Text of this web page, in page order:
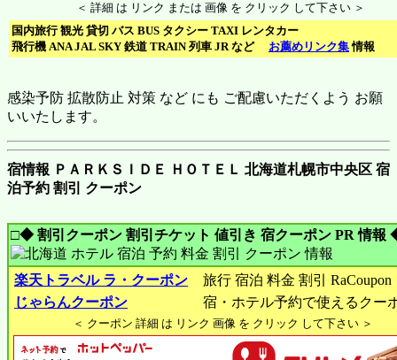
＜ 詳細 は リンク または 画像 を クリック して下さい ＞
国内旅行 観光 貸切 バス BUS タクシー TAXI レンタカー
飛行機 ANA JAL SKY 鉄道 TRAIN 列車 JR など お薦めリンク集情報
感染予防 拡散防止 対策 など にも ご配慮いただくよう お願
いいたします。
宿情報 ＰＡＲＫＳＩＤＥ ＨＯＴＥＬ 北海道札幌市中央区 宿
泊予約 割引 クーポン
□◆ 割引クーポン 割引チケット 値引き 宿クーポン PR 情報
楽天トラベル ラ・クーポン
旅行 宿泊 料金 割引 RaCoupon
じゃらんクーポン
宿・ホテル予約で使えるクー
＜ クーポン 詳細 は リンク 画像 を クリック して下さい ＞